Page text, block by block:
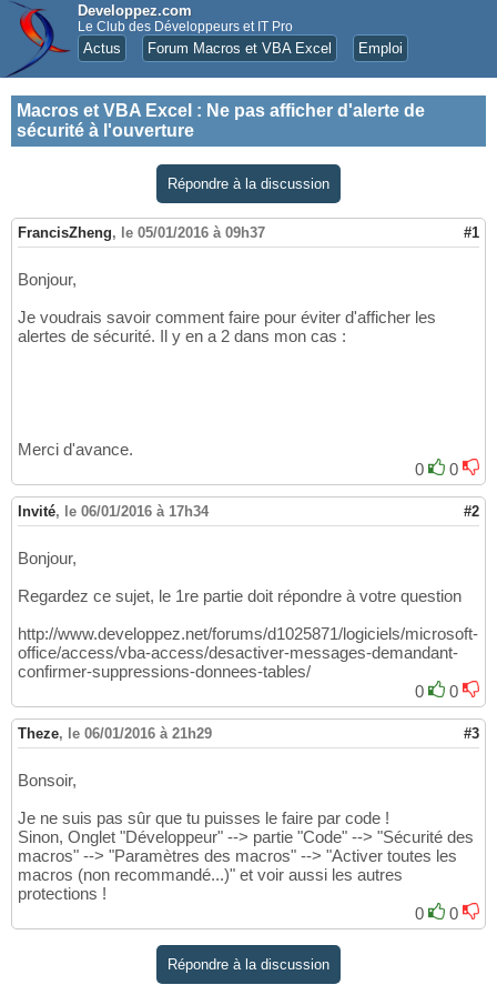
Developpez.com
Le Club des Développeurs et IT Pro
Actus Forum Macros et VBA Excel Emploi
Macros et VBA Excel : Ne pas afficher d'alerte de
sécurité à l'ouverture
Répondre à la discussion
FrancisZheng, le 05/01/2016 à 09h37 #1
Bonjour,
Je voudrais savoir comment faire pour éviter d'afficher les
alertes de sécurité. Il y en a 2 dans mon cas :
Merci d'avance.
0
0
Invité, le 06/01/2016 à 17h34 #2
Bonjour,
Regardez ce sujet, le 1re partie doit répondre à votre question
http://www.developpez.net/forums/d1025871/logiciels/microsoft-
office/access/vba-access/desactiver-messages-demandant-
confirmer-suppressions-donnees-tables/
0
0
Theze, le 06/01/2016 à 21h29 #3
Bonsoir,
Je ne suis pas sûr que tu puisses le faire par code !
Sinon, Onglet "Développeur" --> partie "Code" --> "Sécurité des
macros" --> "Paramètres des macros" --> "Activer toutes les
macros (non recommandé...)" et voir aussi les autres
protections !
0
0
Répondre à la discussion